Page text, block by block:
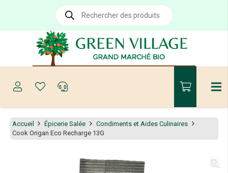
Recherche
produits
Accueil Épicerie Salée
Condiments et Aides Culinaires
Cook Origan Eco Recharge 13G